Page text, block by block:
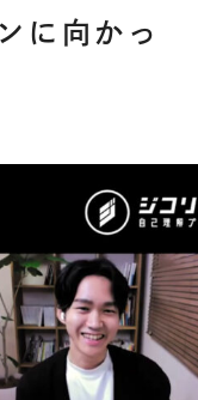
に向かっ